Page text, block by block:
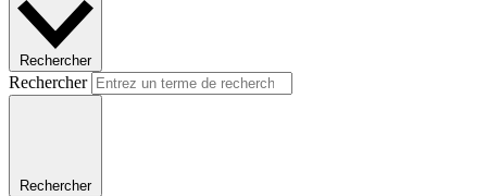
Rechercher
Rechercher
Rechercher